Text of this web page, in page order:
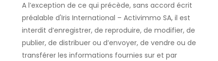
A l’exception de ce qui précède, sans accord écrit
préalable d'Iris International – Activimmo SA, il est
interdit d’enregistrer, de reproduire, de modifier, de
publier, de distribuer ou d’envoyer, de vendre ou de
transférer les informations fournies sur et par